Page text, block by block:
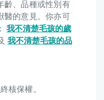
齡、品種或性別有
醫的意見。你亦可
我不清楚毛孩的歲
我不清楚毛孩的品
核保權。